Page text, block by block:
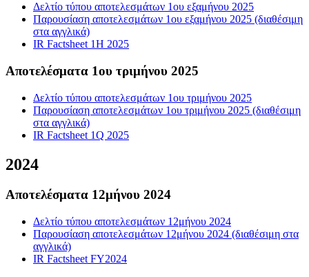
Δελτίο τύπου αποτελεσμάτων 1ου εξαμήνου 2025
Παρουσίαση αποτελεσμάτων 1ου εξαμήνου 2025 (διαθέσιμη
στα αγγλικά)
IR Factsheet 1H 2025
Αποτελέσματα 1ου τριμήνου 2025
Δελτίο τύπου αποτελεσμάτων 1ου τριμήνου 2025
Παρουσίαση αποτελεσμάτων 1ου τριμήνου 2025 (διαθέσιμη
στα αγγλικά)
IR Factsheet 1Q 2025
2024
Αποτελέσματα 12μήνου 2024
Δελτίο τύπου αποτελεσμάτων 12μήνου 2024
Παρουσίαση αποτελεσμάτων 12μήνου 2024 (διαθέσιμη στα
αγγλικά)
IR Factsheet FY2024